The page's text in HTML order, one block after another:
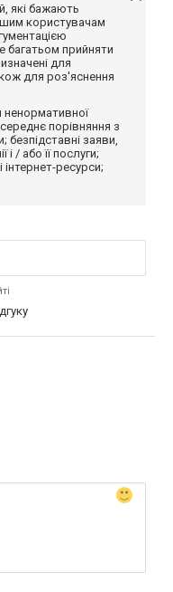
які бажають
користувачам
багатьом прийняти
для
для роз'яснення
ненормативної
порівняння з
заяви,
/ або її послуги;
ресурси;